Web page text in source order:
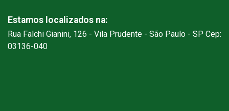
Estamos localizados na:
Rua Falchi Gianini, 126 - Vila Prudente - São Paulo - SP Cep:
03136-040